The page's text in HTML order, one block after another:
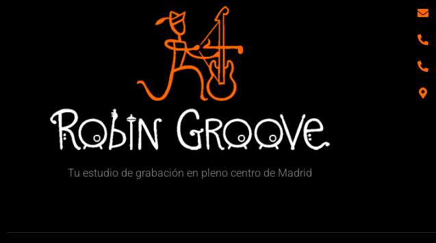
Tu estudio de grabación en pleno centro de Madrid